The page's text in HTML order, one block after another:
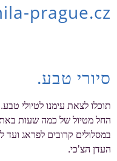
prague.cz
סיורי טבע.
תוכלו לצאת עימנו לטיולי טבע.
החל מטיול של כמה שעות
במסלולים קרובים לפראג ועד
העדן הצ'כי.